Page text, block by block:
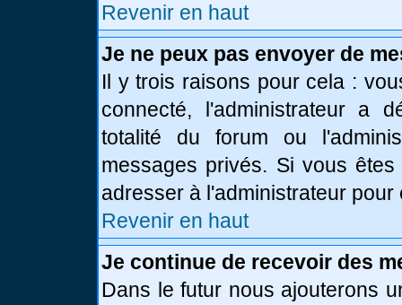
Revenir en haut
Je ne peux pas envoyer de
Il y trois raisons pour cela :
connecté, l'administrateur a
totalité du forum ou
messages privés. Si vous
adresser à l'administrateur
Revenir en haut
Je continue de recevoir des
Dans le futur nous ajouterons